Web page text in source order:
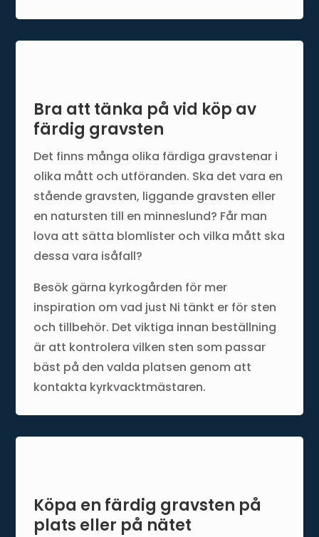
Bra att tänka på vid köp av
färdig gravsten
Det finns många olika färdiga gravstenar i
olika mått och utföranden. Ska det vara en
stående gravsten, liggande gravsten eller
en natursten till en minneslund? Får man
lova att sätta blomlister och vilka mått ska
dessa vara isåfall?
Besök gärna kyrkogården för mer
inspiration om vad just Ni tänkt er för sten
och tillbehör. Det viktiga innan beställning
är att kontrolera vilken sten som passar
bäst på den valda platsen genom att
kontakta kyrkvacktmästaren.
Köpa en färdig gravsten på
plats eller på nätet